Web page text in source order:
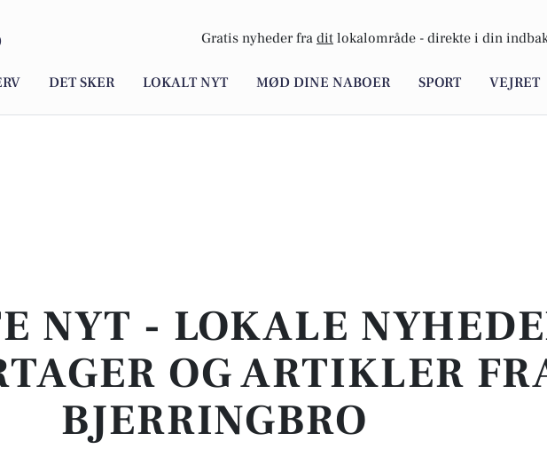
Gratis nyheder fra dit lokalområde - direkte i din
DET SKER LOKALT NYT MØD DINE NABOER SPORT VEJRET
NYT - LOKALE
OG ARTIKLER
BJERRINGBRO